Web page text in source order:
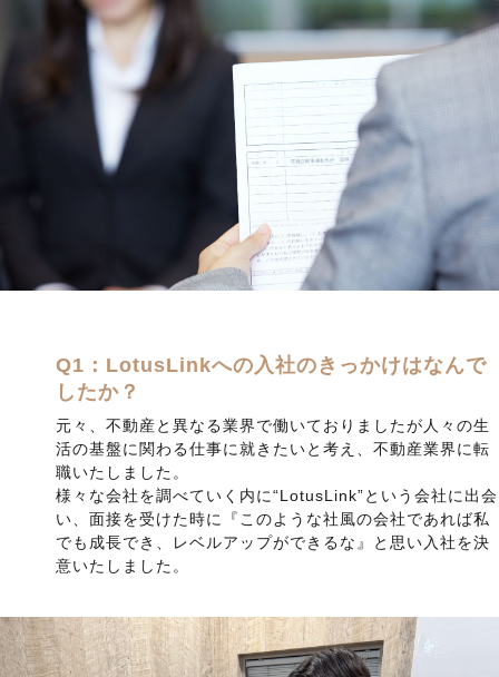
Q1：LotusLinkへの入社のきっかけはなんで
したか？
元々、不動産と異なる業界で働いておりましたが人々の生
活の基盤に関わる仕事に就きたいと考え、不動産業界に転
職いたしました。
様々な会社を調べていく内に“LotusLink”という会社に出会
い、面接を受けた時に『このような社風の会社であれば私
でも成長でき、レベルアップができるな』と思い入社を決
意いたしました。